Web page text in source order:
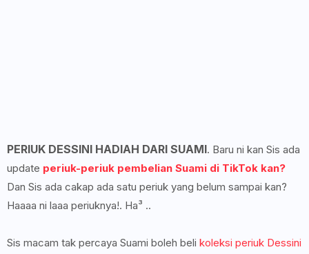
PERIUK DESSINI HADIAH DARI SUAMI. Baru ni kan Sis ada
update periuk-periuk pembelian Suami di TikTok kan?
Dan Sis ada cakap ada satu periuk yang belum sampai kan?
Haaaa ni laaa periuknya!. Ha³ ..
Sis macam tak percaya Suami boleh beli koleksi periuk Dessini